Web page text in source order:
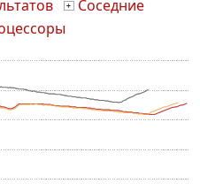
+ Соседние